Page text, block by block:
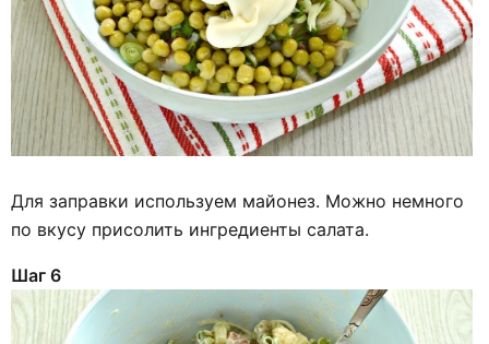
Для заправки используем майонез. Можно немного
по вкусу присолить ингредиенты салата.
Шаг 6